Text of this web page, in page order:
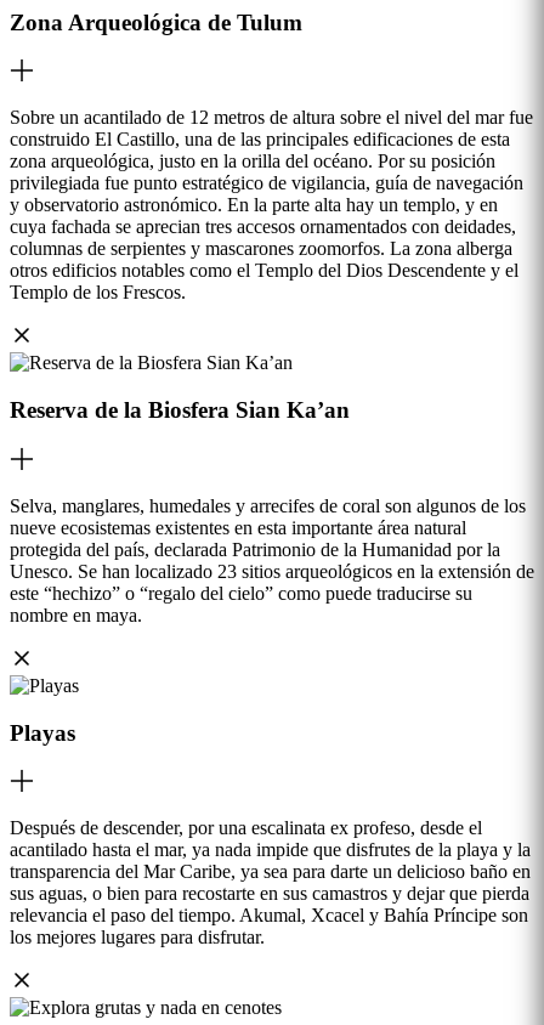
Zona Arqueológica de Tulum
Sobre un acantilado de 12 metros de altura sobre el nivel del mar fue
construido El Castillo, una de las principales edificaciones de esta
zona arqueológica, justo en la orilla del océano. Por su posición
privilegiada fue punto estratégico de vigilancia, guía de navegación
y observatorio astronómico. En la parte alta hay un templo, y en
cuya fachada se aprecian tres accesos ornamentados con deidades,
columnas de serpientes y mascarones zoomorfos. La zona alberga
otros edificios notables como el Templo del Dios Descendente y el
Templo de los Frescos.
Reserva de la Biosfera Sian Ka’an
Selva, manglares, humedales y arrecifes de coral son algunos de los
nueve ecosistemas existentes en esta importante área natural
protegida del país, declarada Patrimonio de la Humanidad por la
Unesco. Se han localizado 23 sitios arqueológicos en la extensión de
este “hechizo” o “regalo del cielo” como puede traducirse su
nombre en maya.
Playas
Después de descender, por una escalinata ex profeso, desde el
acantilado hasta el mar, ya nada impide que disfrutes de la playa y la
transparencia del Mar Caribe, ya sea para darte un delicioso baño en
sus aguas, o bien para recostarte en sus camastros y dejar que pierda
relevancia el paso del tiempo. Akumal, Xcacel y Bahía Príncipe son
los mejores lugares para disfrutar.